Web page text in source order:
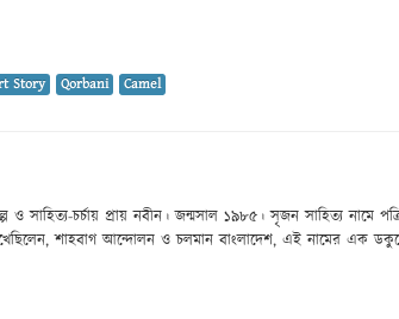
Story Qorbani Camel
ও সাহিত্য-চর্চায় প্রায় নবীন। জন্মসাল ১৯৮৫। সৃজন সাহিত্য নামে
শাহবাগ আন্দোলন ও চলমান বাংলাদেশ, এই নামের এক